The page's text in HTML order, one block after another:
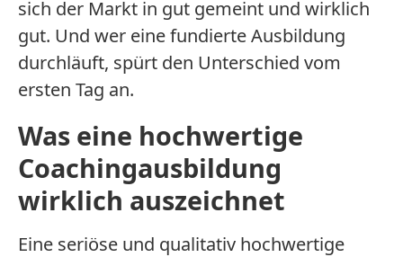
sich der Markt in gut gemeint und wirklich
gut. Und wer eine fundierte Ausbildung
durchläuft, spürt den Unterschied vom
ersten Tag an.
Was eine hochwertige
Coachingausbildung
wirklich auszeichnet
Eine seriöse und qualitativ hochwertige